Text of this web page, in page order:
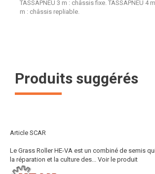
TASSAPNEU 3 m : châssis fixe. TASSAPNEU 4
m : châssis repliable.
Produits suggérés
Article SCAR
Le Grass Roller HE-VA est un combiné de semis
la réparation et la culture des... Voir le produit